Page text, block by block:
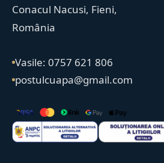
Conacul Nacusi, Fieni,
România
Vasile: 0757 621 806
postulcuapa@gmail.com